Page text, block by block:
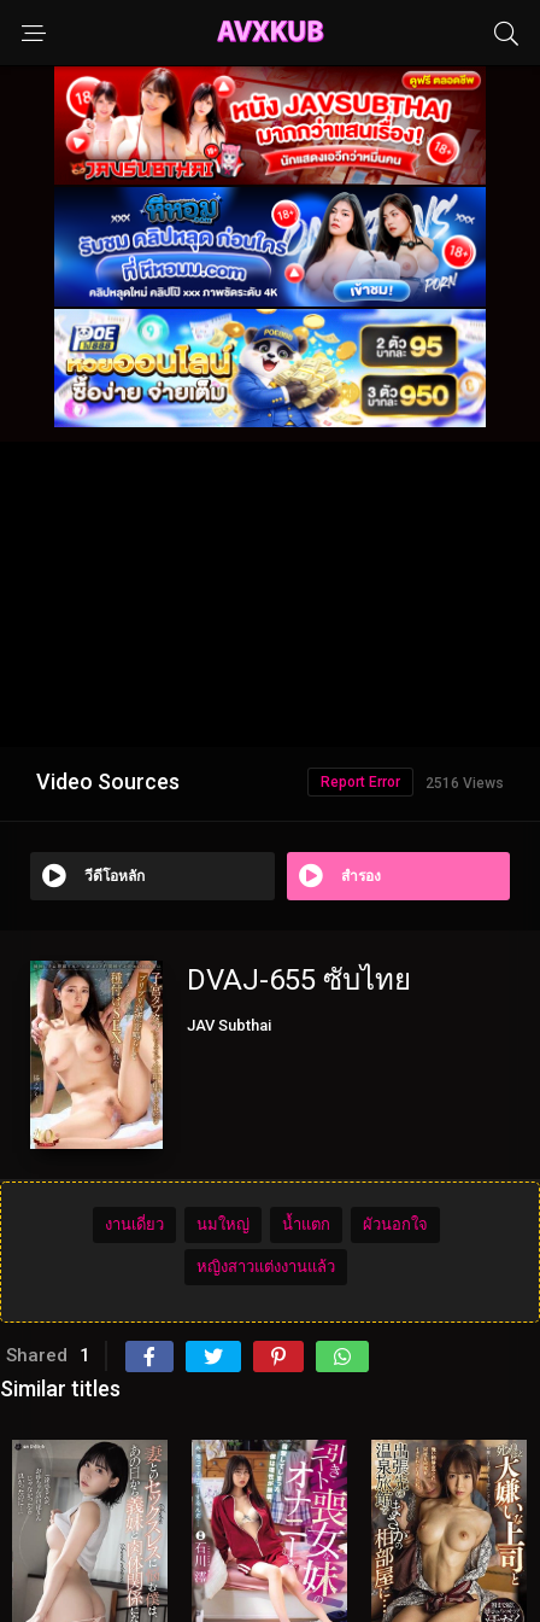
Video Sources 2516 Views
Report Error
วีดีโอหลัก สำรอง
DVAJ-655 ซับไทย
JAV Subthai
งานเดี่ยว นมใหญ่ น้ำแตก ผัวนอกใจ
หญิงสาวแต่งงานแล้ว
Shared 1
Similar titles